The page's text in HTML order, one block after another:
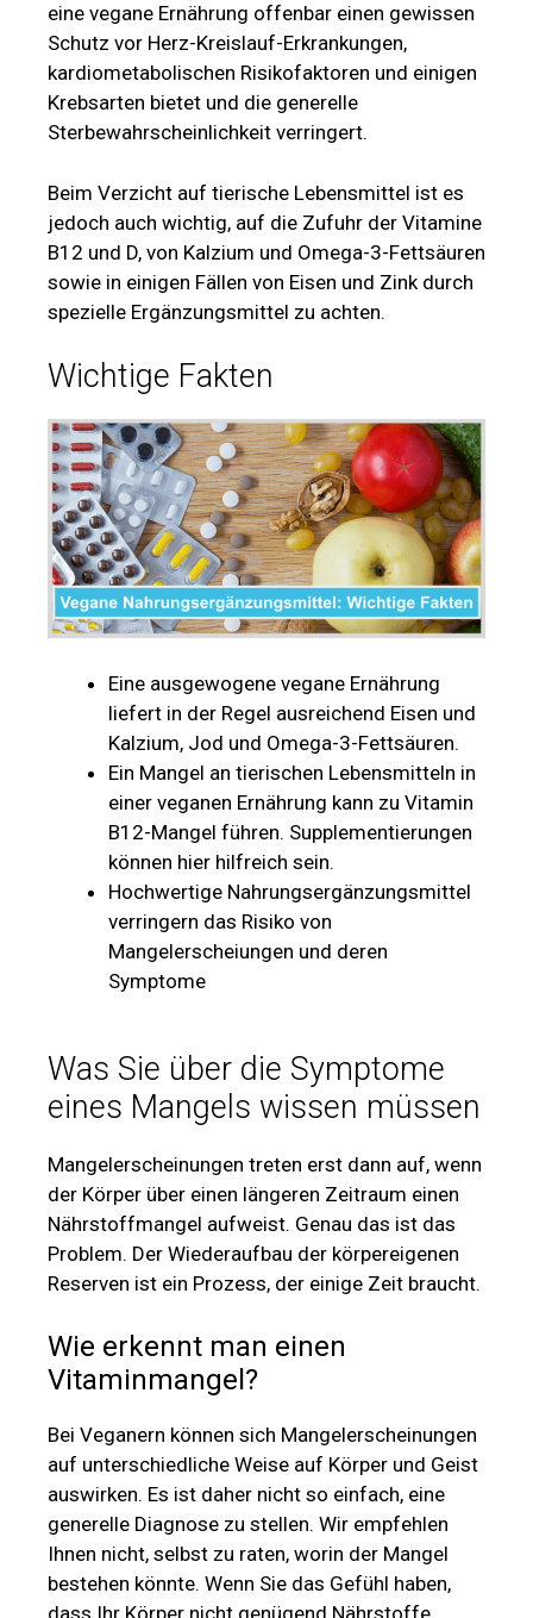
eine vegane Ernährung offenbar einen gewissen
Schutz vor Herz-Kreislauf-Erkrankungen,
kardiometabolischen Risikofaktoren und einigen
Krebsarten bietet und die generelle
Sterbewahrscheinlichkeit verringert.
Beim Verzicht auf tierische Lebensmittel ist es
jedoch auch wichtig, auf die Zufuhr der Vitamine
B12 und D, von Kalzium und Omega-3-Fettsäuren
sowie in einigen Fällen von Eisen und Zink durch
spezielle Ergänzungsmittel zu achten.
Wichtige Fakten
Eine ausgewogene vegane Ernährung
liefert in der Regel ausreichend Eisen und
Kalzium, Jod und Omega-3-Fettsäuren.
Ein Mangel an tierischen Lebensmitteln in
einer veganen Ernährung kann zu Vitamin
B12-Mangel führen. Supplementierungen
können hier hilfreich sein.
Hochwertige Nahrungsergänzungsmittel
verringern das Risiko von
Mangelerscheiungen und deren
Symptome
Was Sie über die Symptome
eines Mangels wissen müssen
Mangelerscheinungen treten erst dann auf, wenn
der Körper über einen längeren Zeitraum einen
Nährstoffmangel aufweist. Genau das ist das
Problem. Der Wiederaufbau der körpereigenen
Reserven ist ein Prozess, der einige Zeit braucht.
Wie erkennt man einen
Vitaminmangel?
Bei Veganern können sich Mangelerscheinungen
auf unterschiedliche Weise auf Körper und Geist
auswirken. Es ist daher nicht so einfach, eine
generelle Diagnose zu stellen. Wir empfehlen
Ihnen nicht, selbst zu raten, worin der Mangel
bestehen könnte. Wenn Sie das Gefühl haben,
dass Ihr Körper nicht genügend Nährstoffe